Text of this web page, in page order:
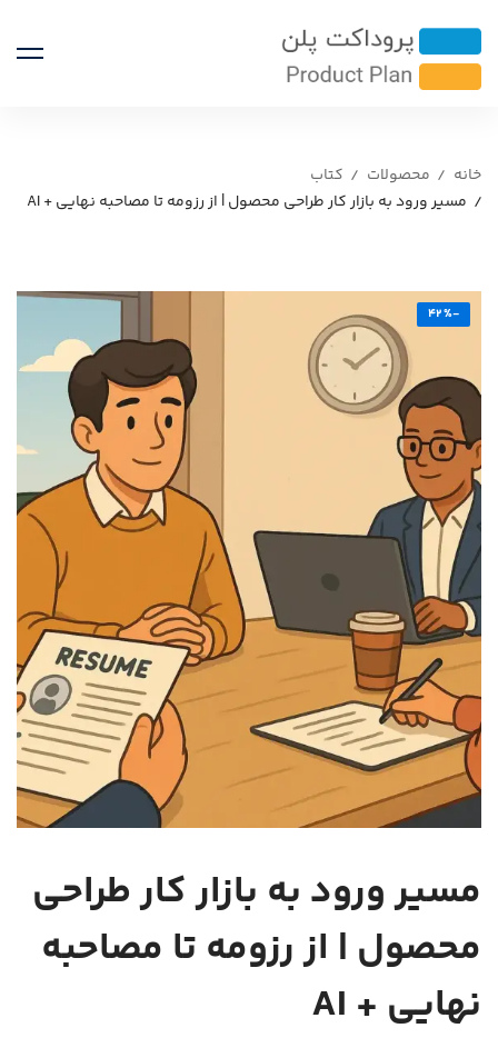
خانه محصولات
کتاب
مسیر ورود به بازار کار طراحی محصول | از رزومه تا مصاحبه نهایی + AI
-42%
مسیر ورود به بازار کار طراحی
محصول | از رزومه تا مصاحبه
نهایی + AI